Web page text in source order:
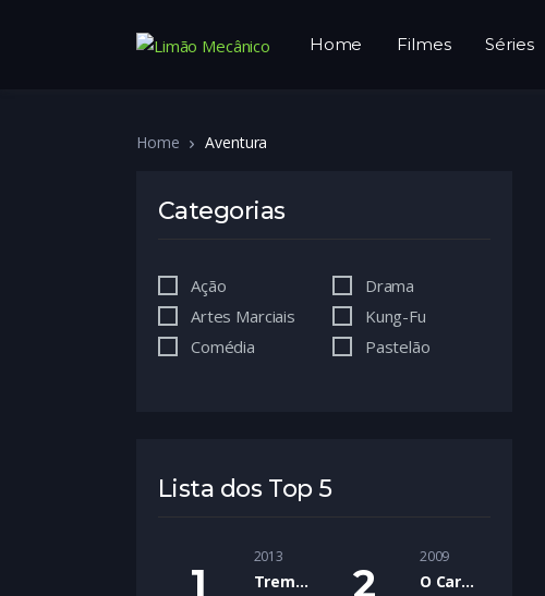
Home Filmes Séries
Home Aventura
Categorias
Ação
Artes Marciais
Comédia
Drama
Kung-Fu
Pastelão
Lista dos Top 5
2013
Trem Noturno para Lisboa
2009
O Cartel